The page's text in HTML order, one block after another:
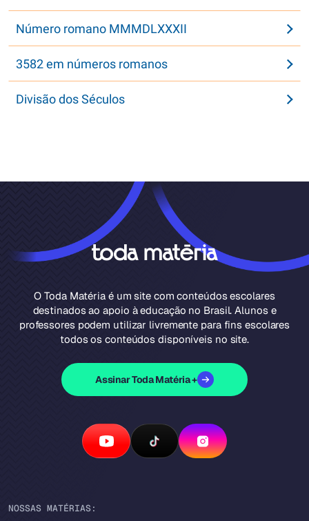
Número romano MMMDLXXXII
3582 em números romanos
Divisão dos Séculos
O Toda Matéria é um site com conteúdos escolares
destinados ao apoio à educação no Brasil. Alunos e
professores podem utilizar livremente para fins escolares
todos os conteúdos disponíveis no site.
Assinar Toda Matéria +
NOSSAS MATÉRIAS: